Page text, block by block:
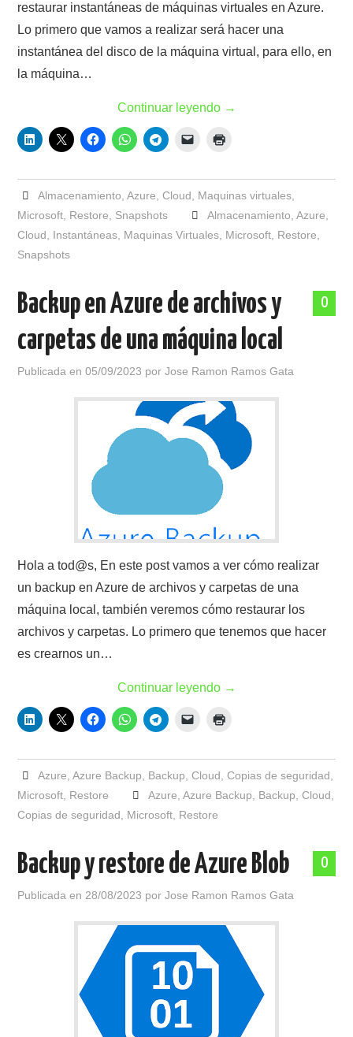
restaurar instantáneas de máquinas virtuales en Azure.
Lo primero que vamos a realizar será hacer una
instantánea del disco de la máquina virtual, para ello, en
la máquina…
Continuar leyendo →
Almacenamiento Azure Cloud Maquinas virtuales,
Microsoft Restore Snapshots Almacenamiento Azure
Cloud
Instantáneas Maquinas Virtuales Microsoft Restore
Snapshots
0
Backup en Azure de archivos y
carpetas de una máquina local
Publicada en05/09/2023 porJose Ramon Ramos Gata
Hola a tod@s, En este post vamos a ver cómo realizar
un backup en Azure de archivos y carpetas de una
máquina local, también veremos cómo restaurar los
archivos y carpetas. Lo primero que tenemos que hacer
es crearnos un…
Continuar leyendo →
Azure Azure Backup Backup Cloud Copias de seguridad
Microsoft Restore Azure Azure Backup Backup Cloud
Copias de seguridad
Microsoft Restore
0
Backup y restore de Azure Blob
Publicada en 28/08/2023 porJose Ramon Ramos Gata